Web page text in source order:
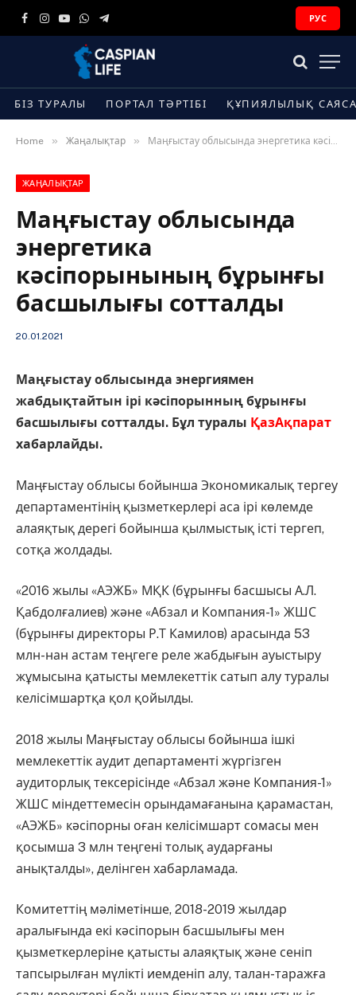
Facebook
Instagram
YouTube
WhatsApp
Telegram
РУС
БІЗ ТУРАЛЫ ПОРТАЛ ТӘРТІБІ ҚҰПИЯЛЫЛЫҚ
Home » Жаңалықтар » Маңғыстау облысында энергетика кәсіпорынының бұрынғы басшылығы сотталды
ЖАҢАЛЫҚТАР
Маңғыстау облысында
энергетика
кәсіпорынының бұрынғы
басшылығы сотталды
20.01.2021
Маңғыстау облысында энергиямен
жабдықтайтын ірі кәсіпорынның бұрынғы
басшылығы сотталды. Бұл туралы ҚазАқпарат
хабарлайды.
Маңғыстау облысы бойынша Экономикалық тергеу
департаментінің қызметкерлері аса ірі көлемде
алаяқтық дерегі бойынша қылмыстық істі тергеп,
сотқа жолдады.
«2016 жылы «АЭЖБ» МҚК (бұрынғы басшысы А.Л.
Қабдолғалиев) және «Абзал и Компания-1» ЖШС
(бұрынғы директоры Р.Т Камилов) арасында 53
млн-нан астам теңгеге реле жабдығын ауыстыру
жұмысына қатысты мемлекеттік сатып алу туралы
келісімшартқа қол қойылды.
2018 жылы Маңғыстау облысы бойынша ішкі
мемлекеттік аудит департаменті жүргізген
аудиторлық тексерісінде «Абзал және Компания-1»
ЖШС міндеттемесін орындамағанына қарамастан,
«АЭЖБ» кәсіпорны оған келісімшарт сомасы мен
қосымша 3 млн теңгені толық аударғаны
анықталды», делінген хабарламада.
Комитеттің мәліметінше, 2018-2019 жылдар
аралығында екі кәсіпорын басшылығы мен
қызметкерлеріне қатысты алаяқтық және сеніп
тапсырылған мүлікті иемденіп алу, талан-таражға